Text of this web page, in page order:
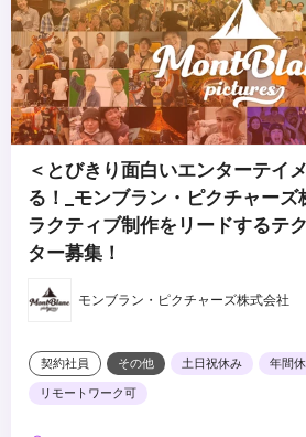
＜とびきり面白いエンターテイ
る！_モンブラン・ピクチャーズ
ラクティブ制作をリードするテ
ター募集！
モンブラン・ピクチャーズ株式会社
契約社員 その他 土日祝休み
年間
リモートワーク可